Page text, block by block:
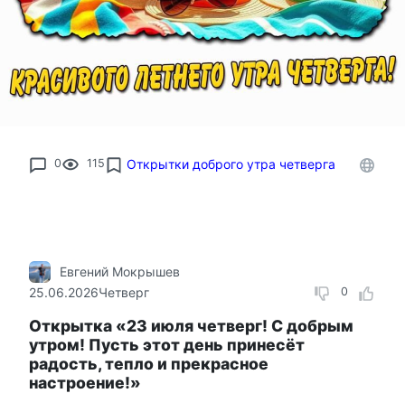
0 115 Открытки доброго утра четверга
0
Евгений Мокрышев
25.06.2026Четверг
Открытка «23 июля четверг! С добрым
утром! Пусть этот день принесёт
радость, тепло и прекрасное
настроение!»